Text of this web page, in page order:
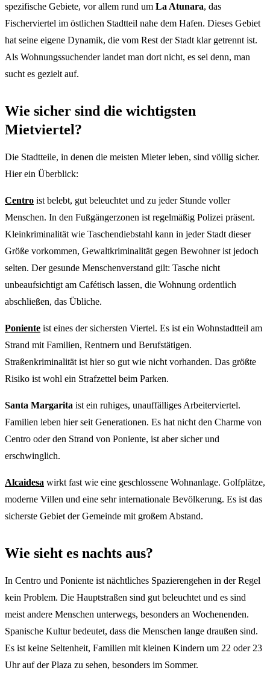
spezifische Gebiete, vor allem rund um La Atunara, das
Fischerviertel im östlichen Stadtteil nahe dem Hafen. Dieses Gebiet
hat seine eigene Dynamik, die vom Rest der Stadt klar getrennt ist.
Als Wohnungssuchender landet man dort nicht, es sei denn, man
sucht es gezielt auf.
Wie sicher sind die wichtigsten
Mietviertel?
Die Stadtteile, in denen die meisten Mieter leben, sind völlig sicher.
Hier ein Überblick:
Centro ist belebt, gut beleuchtet und zu jeder Stunde voller
Menschen. In den Fußgängerzonen ist regelmäßig Polizei präsent.
Kleinkriminalität wie Taschendiebstahl kann in jeder Stadt dieser
Größe vorkommen, Gewaltkriminalität gegen Bewohner ist jedoch
selten. Der gesunde Menschenverstand gilt: Tasche nicht
unbeaufsichtigt am Cafétisch lassen, die Wohnung ordentlich
abschließen, das Übliche.
Poniente ist eines der sichersten Viertel. Es ist ein Wohnstadtteil am
Strand mit Familien, Rentnern und Berufstätigen.
Straßenkriminalität ist hier so gut wie nicht vorhanden. Das größte
Risiko ist wohl ein Strafzettel beim Parken.
Santa Margarita ist ein ruhiges, unauffälliges Arbeiterviertel.
Familien leben hier seit Generationen. Es hat nicht den Charme von
Centro oder den Strand von Poniente, ist aber sicher und
erschwinglich.
Alcaidesa wirkt fast wie eine geschlossene Wohnanlage. Golfplätze,
moderne Villen und eine sehr internationale Bevölkerung. Es ist das
sicherste Gebiet der Gemeinde mit großem Abstand.
Wie sieht es nachts aus?
In Centro und Poniente ist nächtliches Spazierengehen in der Regel
kein Problem. Die Hauptstraßen sind gut beleuchtet und es sind
meist andere Menschen unterwegs, besonders an Wochenenden.
Spanische Kultur bedeutet, dass die Menschen lange draußen sind.
Es ist keine Seltenheit, Familien mit kleinen Kindern um 22 oder 23
Uhr auf der Plaza zu sehen, besonders im Sommer.